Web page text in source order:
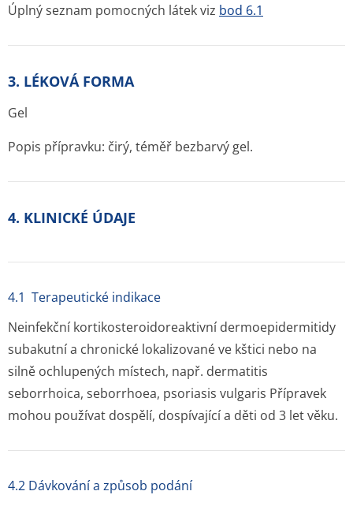
Úplný seznam pomocných látek viz bod 6.1
3. LÉKOVÁ FORMA
Gel
Popis přípravku: čirý, téměř bezbarvý gel.
4. KLINICKÉ ÚDAJE
4.1 Terapeutické indikace
Neinfekční kortikosteroi­doreaktivní dermoepidermitidy
subakutní a chronické lokalizované ve kštici nebo na
silně ochlupených místech, např. dermatitis
seborrhoica, seborrhoea, psoriasis vulgaris Přípravek
mohou používat dospělí, dospívající a děti od 3 let věku.
4.2 Dávkování a způsob podání